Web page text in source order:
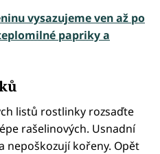
vysazujeme ven až po
papriky a
listů rostlinky rozsaďte
rašelinových. Usnadní
nepoškozují kořeny. Opět